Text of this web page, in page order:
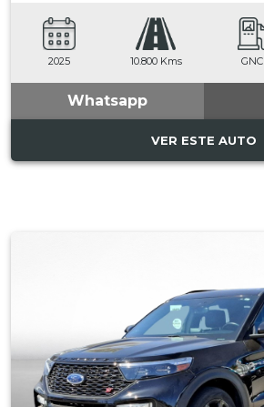
2025 10.800 Kms GNC
Whatsapp
VER ESTE AUTO